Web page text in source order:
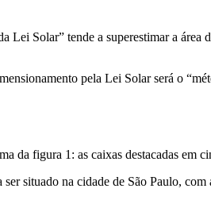
Lei Solar” tende a superestimar a
pela Lei Solar será o
da figura 1: as caixas destacadas em
situado na cidade de São Paulo,